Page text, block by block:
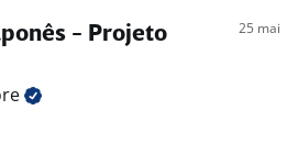
- Projeto
25 mai